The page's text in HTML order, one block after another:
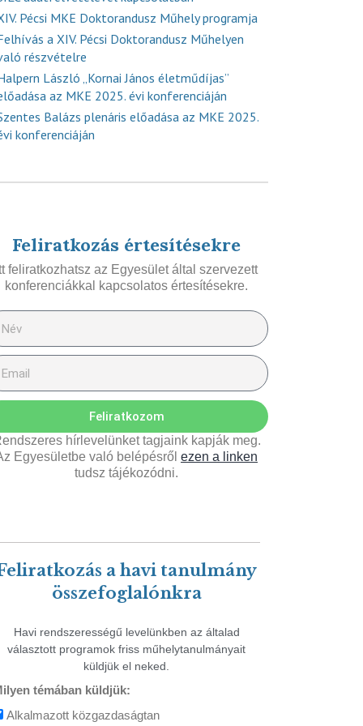
Pécsi MKE Doktorandusz Műhely programja
a XIV. Pécsi Doktorandusz Műhelyen
részvételre
László „Kornai János életműdíjas”
az MKE 2025. évi konferenciáján
Balázs plenáris előadása az MKE 2025.
konferenciáján
Feliratkozás értesítésekre
feliratkozhatsz az Egyesület által szervezett
konferenciákkal kapcsolatos értesítésekre.
Feliratkozom
hírlevelünket tagjaink kapják meg.
Egyesületbe való belépésről ezen a linken
tudsz tájékozódni.
a havi tanulmány
összefoglalónkra
Havi rendszerességű levelünkben az általad
választott programok friss műhelytanulmányait
küldjük el neked.
témában küldjük:
Alkalmazott közgazdaságtan